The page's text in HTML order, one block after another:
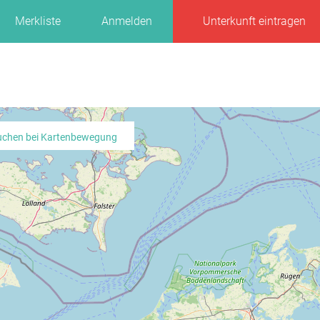
Merkliste Anmelden Unterkunft eintragen
bei Kartenbewegung